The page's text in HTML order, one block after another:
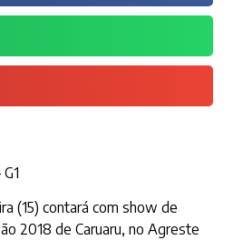
(15) contará com show de
2018 de Caruaru, no Agreste